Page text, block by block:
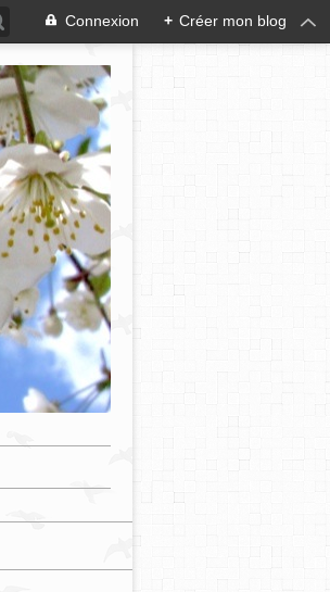
Connexion + Créer mon blog